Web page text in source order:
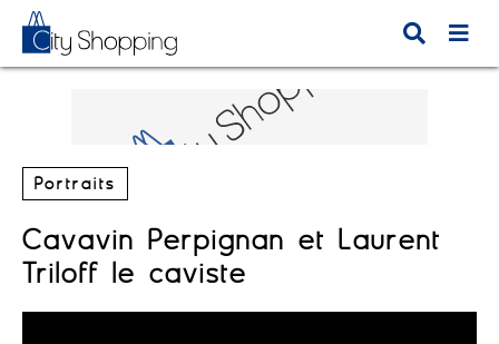
Portraits
Cavavin Perpignan et Laurent
Triloff le caviste